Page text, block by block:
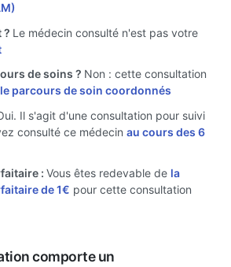
? Le médecin consulté n'est pas votre
de soins ? Non : cette consultation
le parcours de soin coordonnés
Il s'agit d'une consultation pour suivi
consulté ce médecin au cours des 6
: Vous êtes redevable de la
de 1€ pour cette consultation
comporte un